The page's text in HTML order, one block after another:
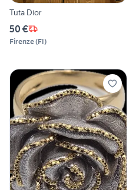
Tuta Dior
50 €
Firenze(FI)